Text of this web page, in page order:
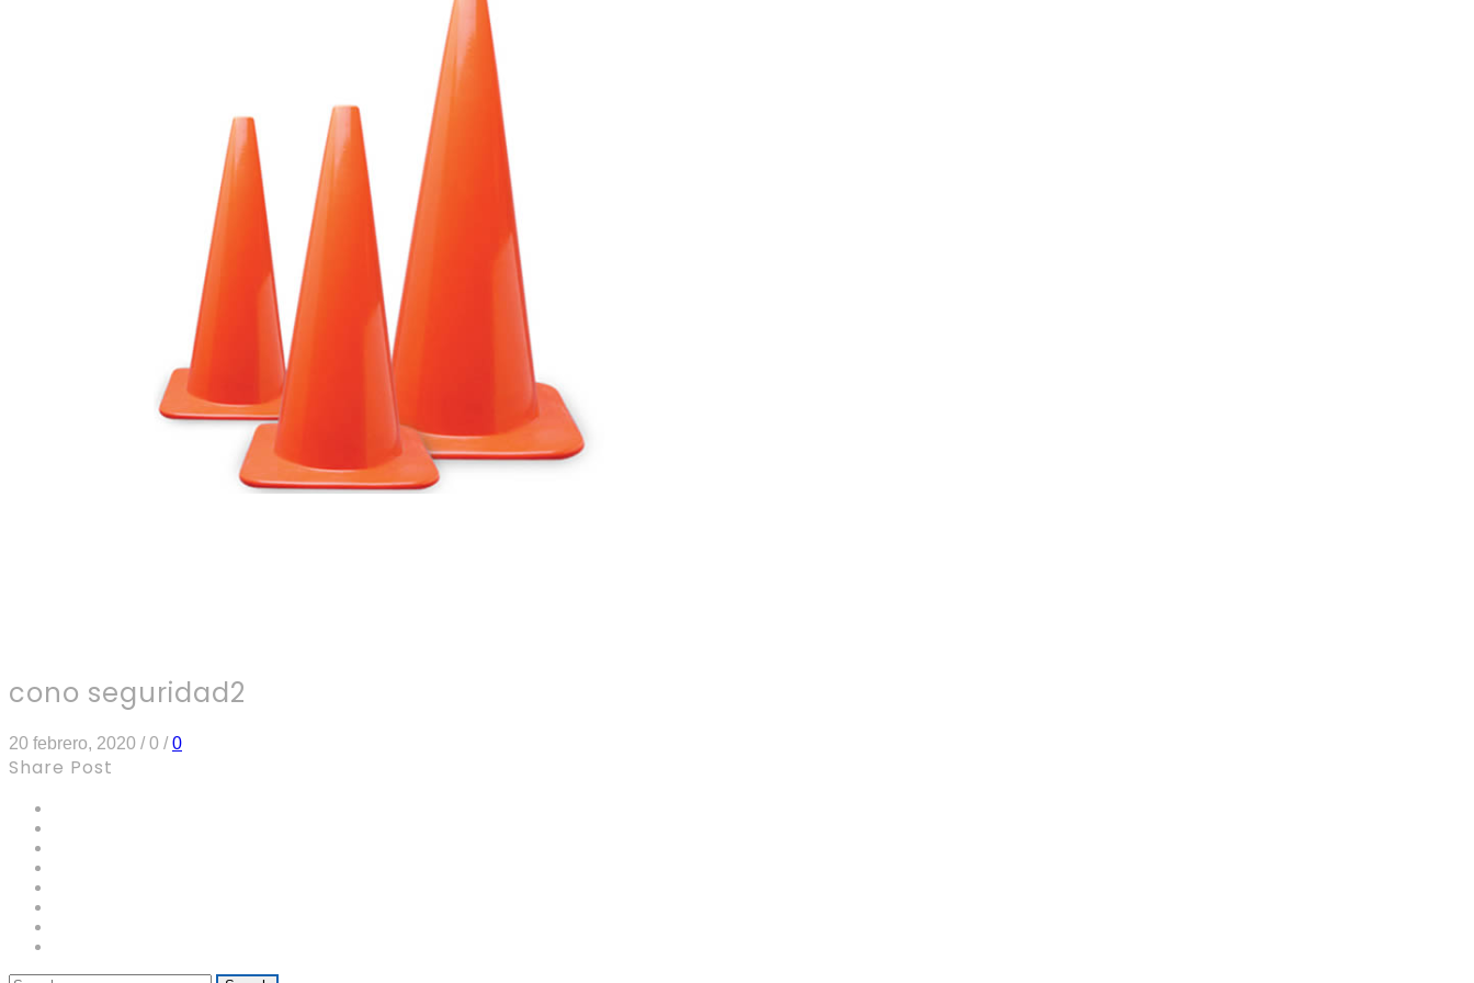
cono seguridad2
20 febrero, 2020 / 0 / 0
Share Post